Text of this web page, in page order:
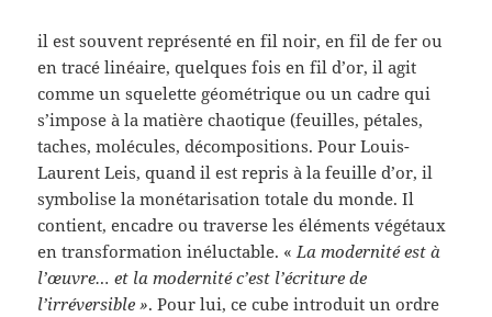
il est souvent représenté en fil noir, en fil de fer ou
en tracé linéaire, quelques fois en fil d’or, il agit
comme un squelette géométrique ou un cadre qui
s’impose à la matière chaotique (feuilles, pétales,
taches, molécules, décompositions. Pour Louis-
Laurent Leis, quand il est repris à la feuille d’or, il
symbolise la monétarisation totale du monde. Il
contient, encadre ou traverse les éléments végétaux
en transformation inéluctable. « La modernité est à
l’œuvre… et la modernité c’est l’écriture de
l’irréversible ». Pour lui, ce cube introduit un ordre